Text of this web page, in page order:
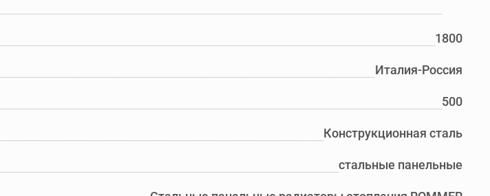
1800
Италия-Россия
500
Конструкционная сталь
стальные панельные